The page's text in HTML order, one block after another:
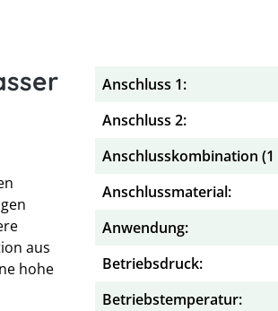
aus
hohe
Anschluss 1:
Anschluss 2:
Anschlusskombination (1
Anschlussmaterial:
Anwendung:
Betriebsdruck:
Betriebstemperatur: